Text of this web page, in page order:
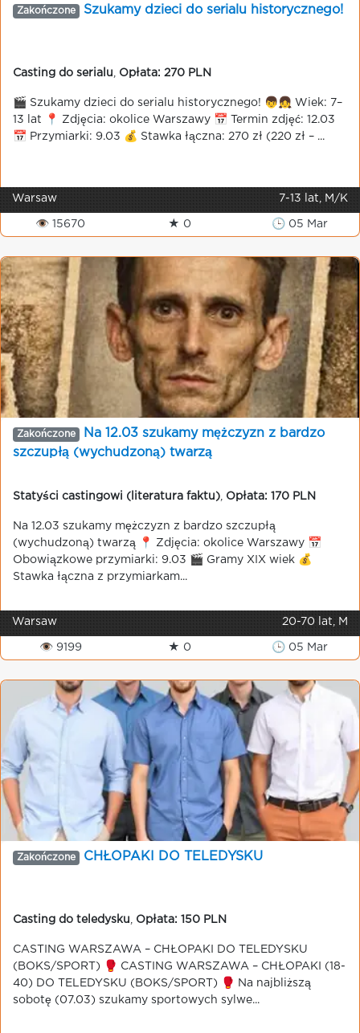
Zakończone Szukamy dzieci do serialu historycznego!
Casting do serialu Opłata: 270 PLN
🎬 Szukamy dzieci do serialu historycznego! 👦👧 Wiek: 7–
13 lat 📍 Zdjęcia: okolice Warszawy 📅 Termin zdjęć: 12.03
📅 Przymiarki: 9.03 💰 Stawka łączna: 270 zł (220 zł – ...
Warsaw 7-13 lat, M/K
👁 15670 ★ 0 🕒 05 Mar
Zakończone
Na 12.03 szukamy mężczyzn z bardzo
szczupłą (wychudzoną) twarzą
Statyści castingowi (literatura faktu) Opłata: 170 PLN
Na 12.03 szukamy mężczyzn z bardzo szczupłą
(wychudzoną) twarzą 📍 Zdjęcia: okolice Warszawy 📅
Obowiązkowe przymiarki: 9.03 🎬 Gramy XIX wiek 💰
Stawka łączna z przymiarkam...
Warsaw 20-70 lat, M
👁 9199 ★ 0 🕒 05 Mar
Zakończone CHŁOPAKI DO TELEDYSKU
Casting do teledysku Opłata: 150 PLN
CASTING WARSZAWA – CHŁOPAKI DO TELEDYSKU
(BOKS/SPORT) 🥊 CASTING WARSZAWA – CHŁOPAKI (18-
40) DO TELEDYSKU (BOKS/SPORT) 🥊 Na najbliższą
sobotę (07.03) szukamy sportowych sylwe...